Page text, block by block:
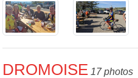
DROMOISE 17 photos